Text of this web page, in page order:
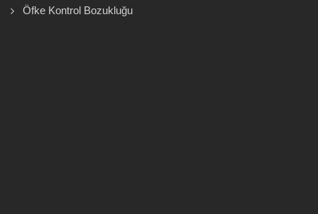
Öfke Kontrol Bozukluğu